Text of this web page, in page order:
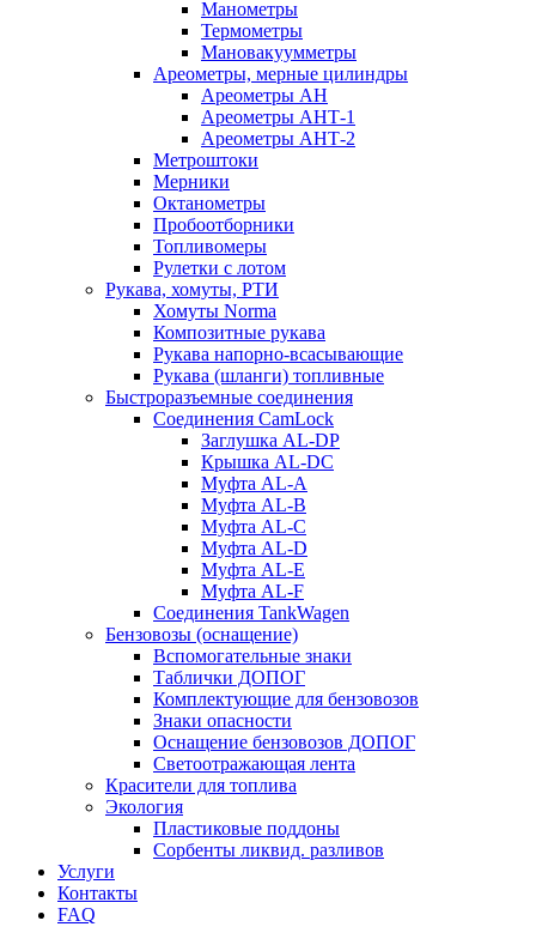
Манометры
Термометры
Мановакуумметры
Ареометры, мерные цилиндры
Ареометры АН
Ареометры АНТ-1
Ареометры АНТ-2
Метроштоки
Мерники
Октанометры
Пробоотборники
Топливомеры
Рулетки с лотом
Рукава, хомуты, РТИ
Хомуты Norma
Композитные рукава
Рукава напорно-всасывающие
Рукава (шланги) топливные
Быстроразъемные соединения
Соединения CamLock
Заглушка AL-DP
Крышка AL-DC
Муфта AL-A
Муфта AL-B
Муфта AL-C
Муфта AL-D
Муфта AL-E
Муфта AL-F
Соединения TankWagen
Бензовозы (оснащение)
Вспомогательные знаки
Таблички ДОПОГ
Комплектующие для бензовозов
Знаки опасности
Оснащение бензовозов ДОПОГ
Светоотражающая лента
Красители для топлива
Экология
Пластиковые поддоны
Сорбенты ликвид. разливов
Услуги
Контакты
FAQ